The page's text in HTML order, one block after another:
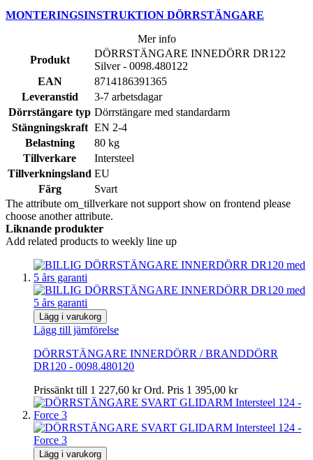
MONTERINGSINSTRUKTION DÖRRSTÄNGARE
Mer info
Produkt
DÖRRSTÄNGARE INNEDÖRR DR122
Silver - 0098.480122
EAN
8714186391365
Leveranstid
3-7 arbetsdagar
Dörrstängare typ Dörrstängare med standardarm
Stängningskraft EN 2-4
Belastning
80 kg
Tillverkare
Intersteel
Tillverkningsland EU
Färg
Svart
The attribute om_tillverkare not support show on frontend please
choose another attribute.
Liknande produkter
Add related products to weekly line up
Lägg i varukorg
Lägg till jämförelse
DÖRRSTÄNGARE INNERDÖRR / BRANDDÖRR
DR120 - 0098.480120
Prissänkt till 1 227,60 kr Ord. Pris 1 395,00 kr
Lägg i varukorg